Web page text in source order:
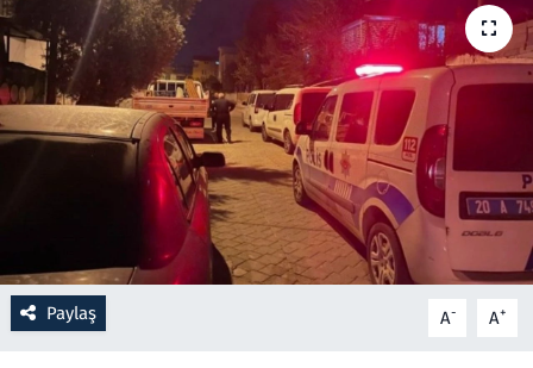
Paylaş A- A+
Oyun
Ramazan
Resmi İlanlar
Rüya Tabirleri
Sağlık
Savunma Sanayi